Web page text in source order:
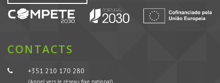
CONTACTS
+351 210 170 280
(Appel vers le réseau fixe national)